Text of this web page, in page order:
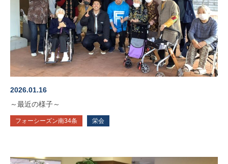
2026.01.16
～最近の様子～
フォーシーズン南34条 栄会